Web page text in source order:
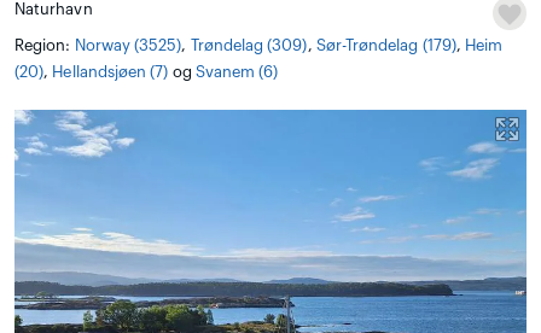
Naturhavn
Region: Norway (3525), Trøndelag (309), Sør-Trøndelag (179), Heim
(20), Hellandsjøen (7) og Svanem (6)